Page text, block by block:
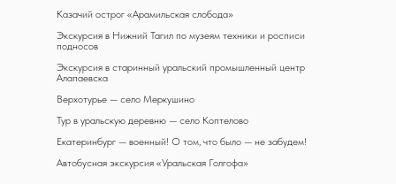
Казачий острог «Арамильская слобода»
Экскурсия в Нижний Тагил по музеям техники и росписи
подносов
Экскурсия в старинный уральский промышленный центр
Алапаевска
Верхотурье — село Меркушино
Тур в уральскую деревню — село Коптелово
Екатеринбург — военный! О том, что было — не забудем!
Автобусная экскурсия «Уральская Голгофа»